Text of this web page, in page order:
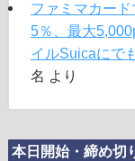
ファミマカー
5％、最大
イルSuicaにで
名 より
本日開始・締め切